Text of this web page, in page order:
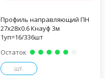
Профиль направляющий ПН
27х28х0.6 Кнауф 3м
1уп=16/336шт
Остаток
шт.